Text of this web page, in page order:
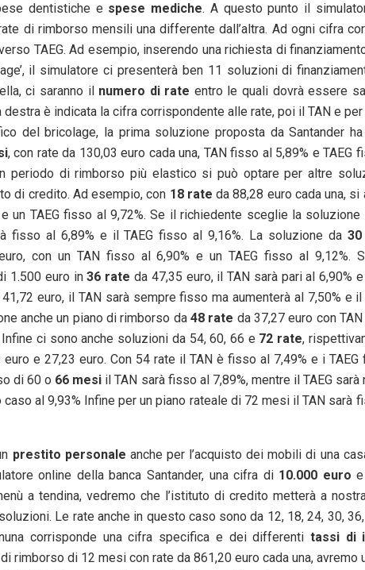
dentistiche e spese mediche. A questo punto il
di rimborso mensili una differente dall’altra. Ad ogni cifra
TAEG. Ad esempio, inserendo una richiesta di
il simulatore ci presenterà ben 11 soluzioni di
ci saranno il numero di rate entro le quali dovrà essere
destra è indicata la cifra corrispondente alle rate, poi il TAN e per
del bricolage, la prima soluzione proposta da Santander
, con rate da 130,03 euro cada una, TAN fisso al 5,89% e TAEG
periodo di rimborso più elastico si può optare per altre
di credito. Ad esempio, con 18 rate da 88,28 euro cada una, si
un TAEG fisso al 9,72%. Se il richiedente sceglie la soluzione
fisso al 6,89% e il TAEG fisso al 9,16%. La soluzione da
con un TAN fisso al 6,90% e un TAEG fisso al 9,12%.
1.500 euro in36 rate da 47,35 euro, il TAN sarà pari al 6,90% e
euro, il TAN sarà sempre fisso ma aumenterà al 7,50% e il
anche un piano di rimborso da 48 rate da 37,27 euro con
ci sono anche soluzioni da 54, 60, 66 e 72 rate,
euro e 27,23 euro. Con 54 rate il TAN è fisso al 7,49% e i TAEG
di 60 o 66 mesi il TAN sarà fisso al 7,89%, mentre il TAEG
al 9,93% Infine per un piano rateale di 72 mesi il TAN sarà
prestito personale anche per l’acquisto dei mobili di una
online della banca Santander, una cifra di 10.000 euro
a tendina, vedremo che l’istituto di credito metterà a
Le rate anche in questo caso sono da 12, 18, 24, 30,
corrisponde una cifra specifica e dei differenti tassi di
rimborso di 12 mesi con rate da 861,20 euro cada una, avremo